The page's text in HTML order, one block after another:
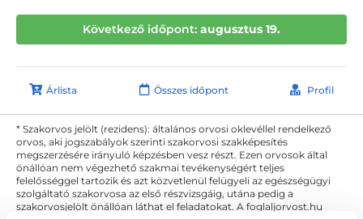
Következő időpont: augusztus 19.
Árlista Összes időpont Profil
* Szakorvos jelölt (rezidens): általános orvosi oklevéllel rendelkező
orvos, aki jogszabályok szerinti szakorvosi szakképesítés
megszerzésére irányuló képzésben vesz részt. Ezen orvosok által
önállóan nem végezhető szakmai tevékenységért teljes
felelősséggel tartozik és azt közvetlenül felügyeli az egészségügyi
szolgáltató szakorvosa az első részvizsgáig, utána pedig a
szakorvosjelölt önállóan láthat el feladatokat. A foglaljorvost.hu